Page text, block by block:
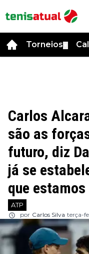
Torneios
Carlos
são as
futuro, diz
já se
que
ATP
por Carlos Silva terça-